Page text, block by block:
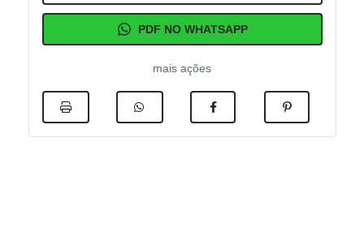
PDF NO WHATSAPP
mais ações